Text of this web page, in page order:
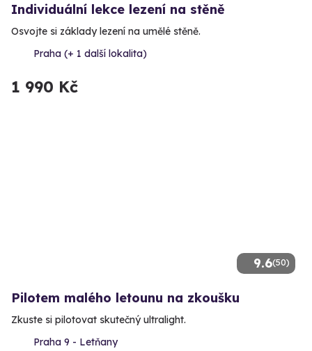
Individuální lekce lezení na stěně
Osvojte si základy lezení na umělé stěně.
Praha (+ 1 další lokalita)
1 990 Kč
9.6(50)
Pilotem malého letounu na zkoušku
Zkuste si pilotovat skutečný ultralight.
Praha 9 - Letňany